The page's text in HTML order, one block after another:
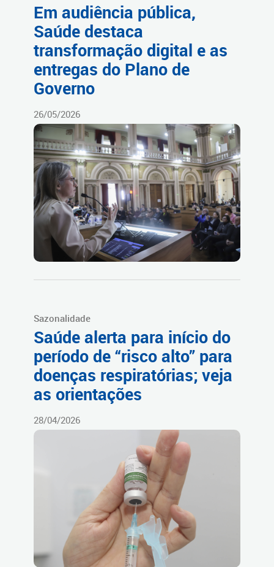
Em audiência pública,
Saúde destaca
transformação digital e as
entregas do Plano de
Governo
26/05/2026
Sazonalidade
Saúde alerta para início do
período de “risco alto” para
doenças respiratórias; veja
as orientações
28/04/2026